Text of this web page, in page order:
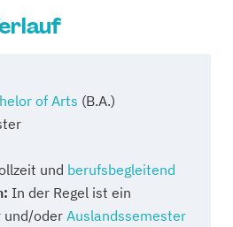
of Arts (B.A.)
und berufsbegleitend
In der Regel ist ein
und/oder Auslandssemester